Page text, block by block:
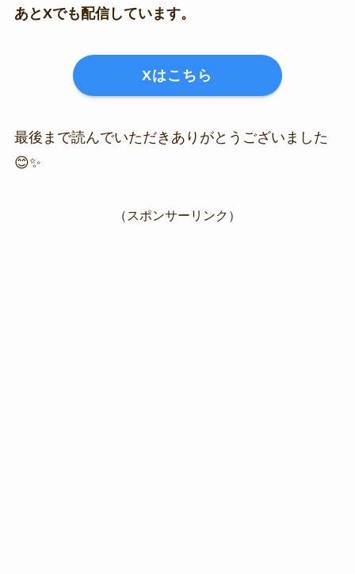
あとXでも配信しています。
Xはこちら
最後まで読んでいただきありがとうございました
😊✨
（スポンサーリンク）